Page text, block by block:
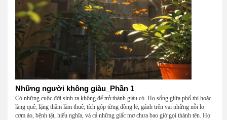
Những người không giàu_Phần 1
Có những cuộc đời sinh ra không để trở thành giàu có. Họ sống giữa phố thị hoặc
làng quê, lặng thầm làm thuê, tích góp từng đồng lẻ, gánh trên vai những nỗi lo
cơm áo, bệnh tật, hiếu nghĩa, và cả những giấc mơ chưa bao giờ gọi thành tên. Họ